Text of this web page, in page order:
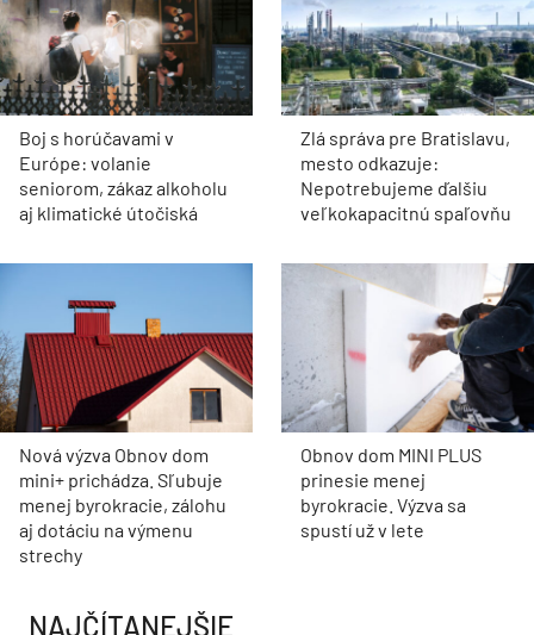
Boj s horúčavami v
Európe: volanie
seniorom, zákaz alkoholu
aj klimatické útočiská
Zlá správa pre Bratislavu,
mesto odkazuje:
Nepotrebujeme ďalšiu
veľkokapacitnú spaľovňu
Nová výzva Obnov dom
mini+ prichádza. Sľubuje
menej byrokracie, zálohu
aj dotáciu na výmenu
strechy
Obnov dom MINI PLUS
prinesie menej
byrokracie. Výzva sa
spustí už v lete
NAJČÍTANEJŠIE